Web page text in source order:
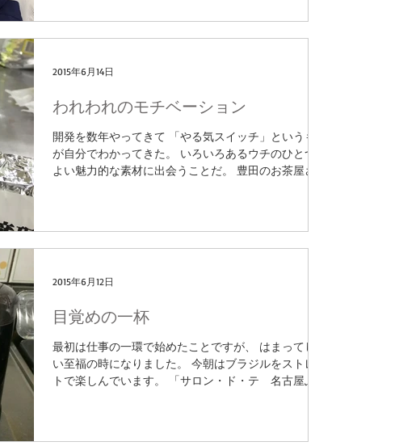
われわれのモチベーション
開発を数年やってきて 「やる気スイッチ」というもの
が自分でわかってきた。 いろいろあるウチのひとつに
よい魅力的な素材に出会うことだ。 豊田のお茶屋さん
2015年6月14日
目覚めの一杯
最初は仕事の一環で始めたことですが、 はまってしま
い至福の時になりました。 今朝はブラジルをストレー
トで楽しんでいます。 「サロン・ド・テ 名古屋ふら
2015年6月12日